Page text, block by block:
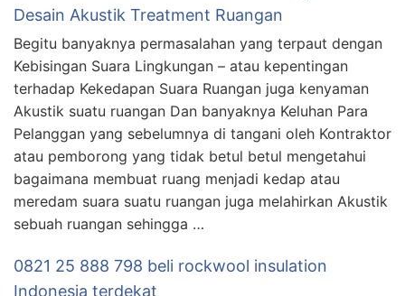
Desain Akustik Treatment Ruangan
Begitu banyaknya permasalahan yang terpaut dengan
Kebisingan Suara Lingkungan – atau kepentingan
terhadap Kekedapan Suara Ruangan juga kenyaman
Akustik suatu ruangan Dan banyaknya Keluhan Para
Pelanggan yang sebelumnya di tangani oleh Kontraktor
atau pemborong yang tidak betul betul mengetahui
bagaimana membuat ruang menjadi kedap atau
meredam suara suatu ruangan juga melahirkan Akustik
sebuah ruangan sehingga …
0821 25 888 798 beli rockwool insulation
Indonesia terdekat